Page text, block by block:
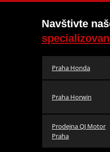
Navštivte
Praha Honda
Praha Horwin
Prodejna QJ Motor
Praha